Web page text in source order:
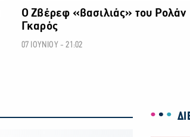
Ο Ζβέρεφ «βασιλιάς» του Ρολάν
Γκαρός
07 ΙΟΥΝΙΟΥ - 21:02